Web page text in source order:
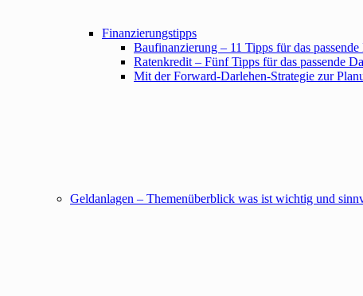
Finanzierungstipps
Baufinanzierung – 11 Tipps für das passende
Ratenkredit – Fünf Tipps für das passende
Mit der Forward-Darlehen-Strategie zur
Geldanlagen – Themenüberblick was ist wichtig und